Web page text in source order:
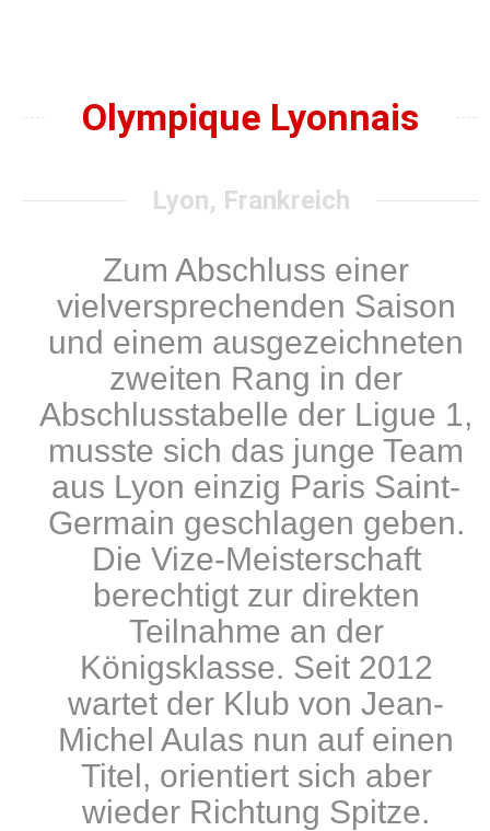
Olympique Lyonnais
Lyon, Frankreich
Zum Abschluss einer
vielversprechenden Saison
und einem ausgezeichneten
zweiten Rang in der
Abschlusstabelle der Ligue 1,
musste sich das junge Team
aus Lyon einzig Paris Saint-
Germain geschlagen geben.
Die Vize-Meisterschaft
berechtigt zur direkten
Teilnahme an der
Königsklasse. Seit 2012
wartet der Klub von Jean-
Michel Aulas nun auf einen
Titel, orientiert sich aber
wieder Richtung Spitze.